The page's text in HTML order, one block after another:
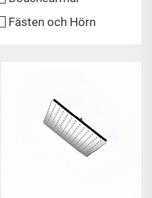
Fästen och Hörn